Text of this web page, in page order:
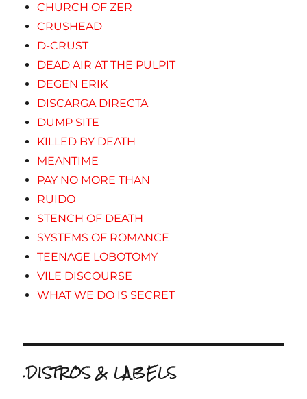
CHURCH OF ZER
CRUSHEAD
D-CRUST
DEAD AIR AT THE PULPIT
DEGEN ERIK
DISCARGA DIRECTA
DUMP SITE
KILLED BY DEATH
MEANTIME
PAY NO MORE THAN
RUIDO
STENCH OF DEATH
SYSTEMS OF ROMANCE
TEENAGE LOBOTOMY
VILE DISCOURSE
WHAT WE DO IS SECRET
.DISTROS & LABELS